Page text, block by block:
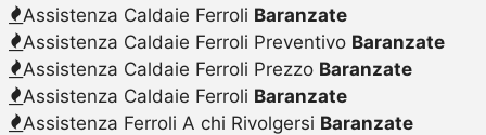
Assistenza Caldaie Ferroli Baranzate
Assistenza Caldaie Ferroli Preventivo Baranzate
Assistenza Caldaie Ferroli Prezzo Baranzate
Assistenza Caldaie Ferroli Baranzate
Assistenza Ferroli A chi Rivolgersi Baranzate